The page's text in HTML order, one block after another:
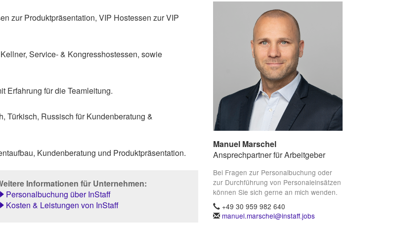
zur Produktpräsentation, VIP Hostessen zur VIP
Service- & Kongresshostessen, sowie
Erfahrung für die Teamleitung.
Türkisch, Russisch für Kundenberatung &
Kundenberatung und Produktpräsentation.
Informationen für Unternehmen:
Personalbuchung über InStaff
Kosten & Leistungen von InStaff
Manuel Marschel
Ansprechpartner für Arbeitgeber
Bei Fragen zur Personalbuchung oder
zur Durchführung von Personaleinsätzen
können Sie sich gerne an mich wenden.
+49 30 959 982 640
manuel.marschel@instaff.jobs